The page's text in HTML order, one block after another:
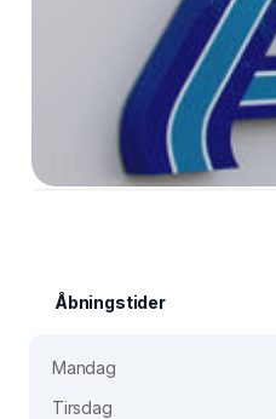
Åbningstider
Mandag
Tirsdag